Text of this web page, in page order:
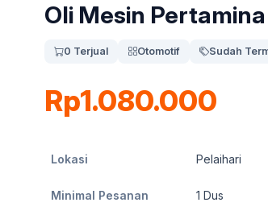
Oli Mesin
0 Terjual Otomotif Sudah
Rp1.080.000
Lokasi Pelaihari
Minimal Pesanan 1 Dus